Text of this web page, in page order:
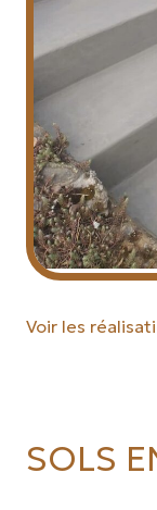
Voir les
SOLS